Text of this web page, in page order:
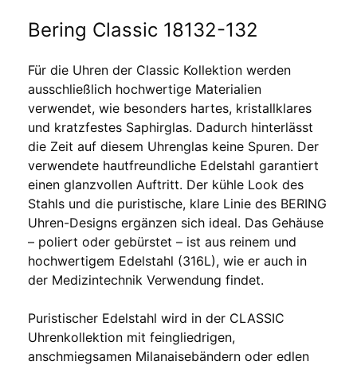
Bering Classic 18132-132
Für die Uhren der Classic Kollektion werden
ausschließlich hochwertige Materialien
verwendet, wie besonders hartes, kristallklares
und kratzfestes Saphirglas. Dadurch hinterlässt
die Zeit auf diesem Uhrenglas keine Spuren. Der
verwendete hautfreundliche Edelstahl garantiert
einen glanzvollen Auftritt. Der kühle Look des
Stahls und die puristische, klare Linie des BERING
Uhren-Designs ergänzen sich ideal. Das Gehäuse
– poliert oder gebürstet – ist aus reinem und
hochwertigem Edelstahl (316L), wie er auch in
der Medizintechnik Verwendung findet.
Puristischer Edelstahl wird in der CLASSIC
Uhrenkollektion mit feingliedrigen,
anschmiegsamen Milanaisebändern oder edlen